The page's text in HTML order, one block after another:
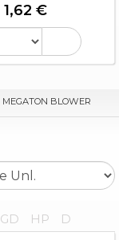
1,62 €
MEGATON BLOWER
GD HP D